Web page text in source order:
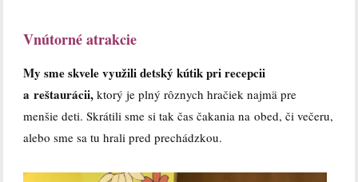
Vnútorné atrakcie
My sme skvele využili detský kútik pri recepcii
a reštaurácii, ktorý je plný rôznych hračiek najmä pre
menšie deti. Skrátili sme si tak čas čakania na obed, či večeru,
alebo sme sa tu hrali pred prechádzkou.